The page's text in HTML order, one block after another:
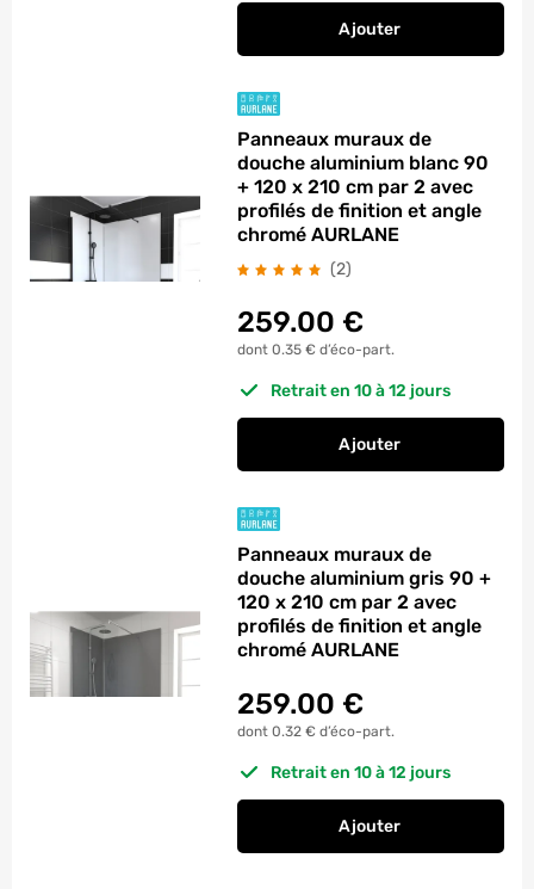
Ajouter
Panneau mural de
Panneaux muraux de
douche aluminium blanc 90
+ 120 x 210 cm par 2 avec
profilés de finition et angle
chromé AURLANE
(2)
259.00 €
dont 0.35 € d’éco-part.
Retrait en 10 à 12 jours
Ajouter
Panneaux muraux
Panneaux muraux de
douche aluminium gris 90 +
120 x 210 cm par 2 avec
profilés de finition et angle
chromé AURLANE
259.00 €
dont 0.32 € d’éco-part.
Retrait en 10 à 12 jours
Ajouter
Panneaux muraux